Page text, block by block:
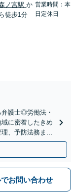
ノ宮駅か
ら徒歩1分
営業時間：本
日定休日
弁護士◎労働法・
に密着したきめ
、予防法務まで
分】
でお問い合わせ